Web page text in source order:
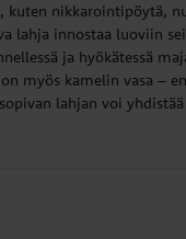
nikkarointipöytä,
lahja innostaa luoviin
ja hyökätessä
myös kamelin vasa –
lahjan voi